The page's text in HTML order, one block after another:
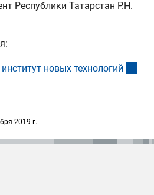
Республики Татарстан Р.Н.
новых технологий
2019 г.